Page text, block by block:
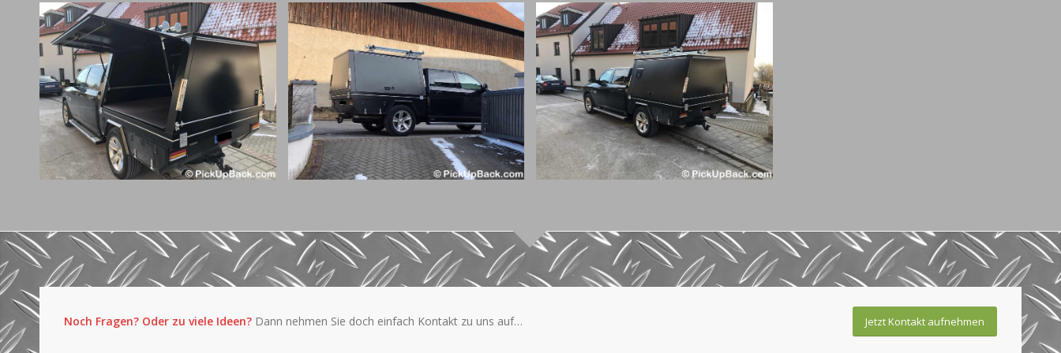
Noch Fragen? Oder zu viele Ideen? Dann nehmen Sie doch einfach Kontakt zu uns auf… Jetzt Kontakt aufnehmen